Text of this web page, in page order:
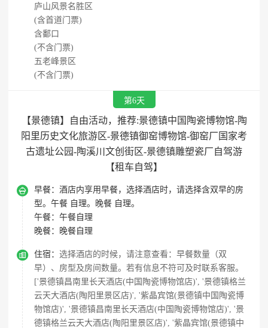
庐山风景名胜区
(含首道门票)
含鄱口
(不含门票)
五老峰景区
(不含门票)
第6天
【景德镇】自由活动，推荐:景德镇中国陶瓷博物馆-陶
阳里历史文化旅游区-景德镇御窑博物馆-御窑厂国家考
古遗址公园-陶溪川文创街区-景德镇雕塑瓷厂自驾游
【租车自驾】
 早餐： 酒店内享用早餐，选择酒店时，请选择含双早的房
型。午餐 自理。晚餐 自理。
午餐： 午餐自理
晚餐：
晚餐自理
 住宿： 选择酒店的时候，请注意查看：早餐数量（双
早）、房型及房间数量。若有信息不符可及时联系客服。
['景德镇昌南里长天酒店(中国陶瓷博物馆店)', '景德镇格兰
云天大酒店(陶阳里景区店)', '紫晶宾馆(景德镇中国陶瓷博
物馆店)', '景德镇昌南里长天酒店(中国陶瓷博物馆店)', '景
德镇格兰云天大酒店(陶阳里景区店)', '紫晶宾馆(景德镇中